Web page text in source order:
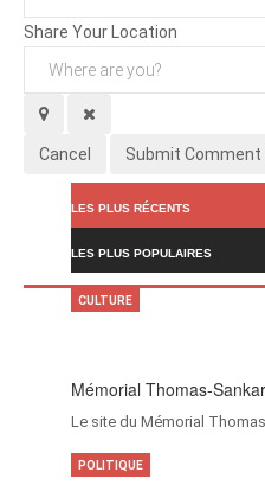
Share Your Location
Cancel Submit Comment
LES PLUS RÉCENTS
LES PLUS POPULAIRES
Mémorial Thomas-
Le site du Mémorial
CULTURE
POLITIQUE